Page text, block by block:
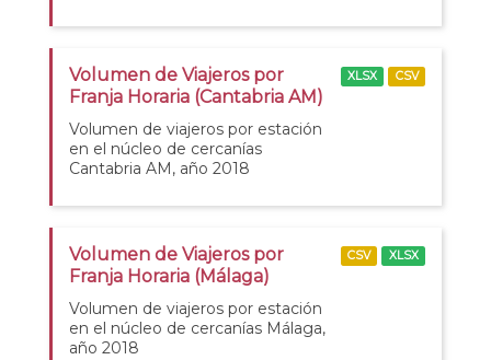
Volumen de Viajeros por
Franja Horaria (Cantabria AM)
Volumen de viajeros por estación
en el núcleo de cercanías
Cantabria AM, año 2018
XLSX CSV
Volumen de Viajeros por
Franja Horaria (Málaga)
Volumen de viajeros por estación
en el núcleo de cercanías Málaga,
año 2018
CSV XLSX